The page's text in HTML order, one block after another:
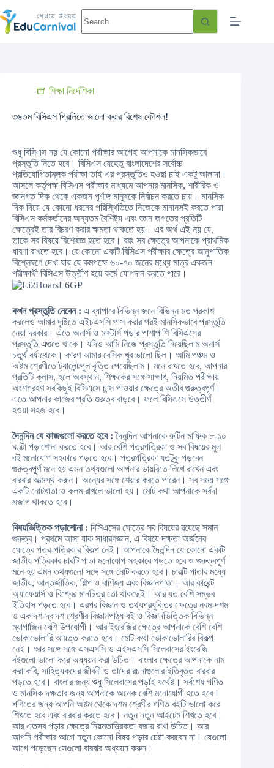
শিক্ষা নির্দেশিকা
৩৬তম বিসিএস প্রিলিতে ভালো করার বিশেষ কৌশল!
শুধু বিসিএস নয় যে কোনো পরীক্ষার আগেই আপনাকে মানসিকভাবে
প্রস্তুতি নিতে হবে। বিসিএস যেহেতু বাংলাদেশের সর্বোচ্চ
প্রতিযোগিতামূলক পরীক্ষা তাই এর প্রস্তুতিও হওয়া চাই একটু আলাদা।
আসলে কর্তৃপক্ষ বিসিএস পরীক্ষার মাধ্যমে আপনার মানসিক, শারীরিক ও
জ্ঞানগত দিক থেকে একজন পূর্ণাঙ্গ মানুষকে নির্বাচন করতে চায়। মানসিক
দিক দিয়ে যে কোনো ধরনের পরিস্থিতিতে নিজেকে মানানসই করতে পারা
বিসিএস কর্মকর্তাদের অন্যতম বৈশিষ্ট্য এবং জ্ঞান জগতের প্রতিটি
ক্ষেত্রেই তার বিচরণ করার ক্ষমতা থাকতে হয়। এর অর্থ এই নয় যে,
তাকে সব বিষয়ে বিশেষজ্ঞ হতে হবে। বরং সব ক্ষেত্রে আপনাকে প্রাথমিক
ধারণা রাখতে হবে। যে কোনো একটি বিসিএস পরীক্ষার ক্ষেত্রে আনুপাতিক
বিশ্লেষণে দেখা যায় যে কমপক্ষে ৬০-৭০ জনের মধ্যে মাত্র একজন
পরীক্ষার্থী বিসিএস উর্ত্তীণ হয়ে কর্মে যোগদান করতে পারে।
কখন প্রস্তুতি নেবেন : এ ব্যাপারে বিভিন্ন জনে বিভিন্ন মত প্রকাশ
করলেও আমার দৃষ্টিতে এইচএসসি পাস করার পরই মানসিকভাবে প্রস্তুতি
নেয়া দরকার। এতে অনার্স ও মাস্টার্স পড়ার পাশাপাশি বিসিএসের
প্রস্তুতি এগুতে থাকে। যদিও আমি নিজে প্রস্তুতি নিয়েছিলাম অনার্স
চতুর্থ বর্ষ থেকে। কারণ আমার বেসিক খুব ভালো ছিল। আমি পঞ্চম ও
অষ্টম শ্রেণীতে ট্যালেন্টপুল বৃত্তি পেয়েছিলাম। মনে রাখতে হবে, আপনার
প্রতিটি ক্লাস, হলে অবস্থান, শিক্ষকের সঙ্গে সাক্ষাৎ, নিয়মিত পরীক্ষায়
অংশগ্রহণ সবকিছুই বিসিএসে চান্স পাওয়ার ক্ষেত্রে অতীব গুরুত্বপূর্ণ।
এতে আপনার কাজের প্রতি গুরুত্ব বাড়বে। ফলে বিসিএসে উত্তীর্ণ
হওয়া সহজ হবে।
দৈনন্দিন যে কাজগুলো করতে হবে :দৈনন্দিন আপনাকে রুটিন মাফিক ৮-১০
ঘণ্টা পড়াশোনা করতে হবে। আর বেশি পত্রপত্রিকা ও সব বিষয়ের মূল
বই মনোযোগ সহকারে পড়তে হবে। পত্রপত্রিকা যতটুকু পড়বেন
গুরুত্বপূর্ণ মনে হয় এমন তথ্যগুলো আপনার ডায়রিতে লিখে রাখেন এবং
বারবার আত্মস্থ করুন। অন্যের সঙ্গে শেয়ার করতে পারেন। সব সময় সঙ্গে
একটি নোটখাতা ও কলম রাখলে ভালো হয়। মোট কথা আপনাকে সর্বদা
সজাগ থাকতে হবে।
বিষয়ভিত্তিক পড়াশোনা : বিসিএসের ক্ষেত্রে সব বিষয়ের রয়েছে সমান
গুরুত্ব। প্রথমে আসা যাক সাধারণজ্ঞান, এ বিষয়ে দক্ষতা অর্জনের
ক্ষেত্রে পত্র-পত্রিকার বিকল্প নেই। আপনাকে দৈনন্দিন যে কোনো একটি
জাতীয় পত্রিকার চারটি পাতা মনোযোগ সহকারে পড়তে হবে ও গুরুত্বপূর্ণ
মনে হয় এমন তথ্যগুলো সঙ্গে সঙ্গে নোট করতে হবে। চারটি পাতার মধ্যে
জাতীয়, আন্তর্জাতিক, শিল্প ও বাণিজ্য এবং বিজ্ঞানপাতা। আর কারেন্ট
অ্যাফেয়ার্স ও বিশ্বের মানচিত্র তো থাকছেই। আর যত বেশি সম্ভব
ইতিহাস পড়তে হবে। এরপর বিজ্ঞান ও তথ্যপ্রযুক্তির ক্ষেত্রে নবম-দশম
ও একাদশ-দ্বাদশ শ্রেণীর বিজ্ঞানপাঠ্য বই ও বিজ্ঞানভিত্তিক বিভিন্ন
ম্যাগাজিন বেশি উপযোগী। আর ইংরেজির ক্ষেত্রে আপনাকে বেশি বেশি
ভোকাভোলারি আয়ত্ত করতে হবে। মোট কথা ভোকাভোলারির বিকল্প
নেই। আর সঙ্গে সঙ্গে এসএসসি ও এইসএসসি সিলেবাসের ইংরেজি
বইগুলো ভালো করে অধ্যয়ন করা উচিত। বাংলার ক্ষেত্রে আপনাকে নাম
করা কবি, সাহিত্যকদের জীবনী ও তাদের রচনাগুলোর ইতিবৃত্ত বারবার
পড়তে হবে। বাংলার জন্য শুধু সিলেবাসের পড়াই যথেষ্ট। সর্বশেষ গণিত
ও মানসিক দক্ষতার জন্য আপনাকে অনেক বেশি মনোযোগী হতে হবে।
গণিতের জন্য আপনি অষ্টম থেকে দশম শ্রেণীর গণিত বইটি ভালো করে
শিখতে হবে এবং বারবার করতে হবে। নতুন নতুন আইটেম শিখতে হবে।
আর এতসব পড়ার ক্ষেত্রে নিয়মতান্ত্রিকতা বজায় রাখা উচিত। আর
আপনি পরীক্ষার আগে নতুন কোনো বিষয় পড়ার চেষ্টা করবেন না। যেগুলো
আগে পড়েছেন সেগুলো বারবার অধ্যয়ন করুন।